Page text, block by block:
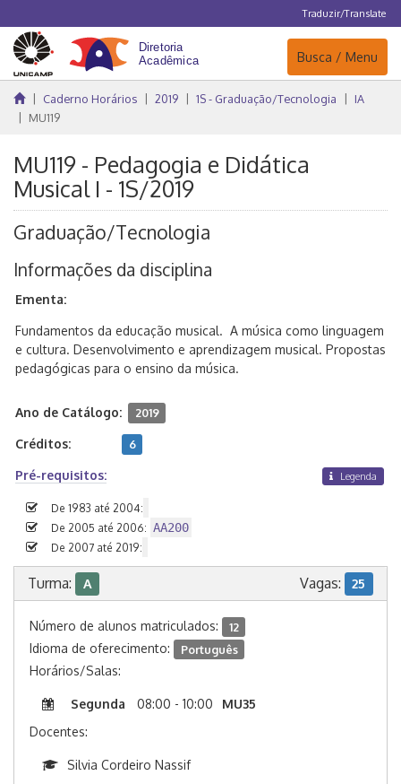
Traduzir/Translate
Navegação
Busca / Menu
Caderno Horários 2019 1S - Graduação/Tecnologia
IA
MU119
MU119 - Pedagogia e Didática
Musical I - 1S/2019
Graduação/Tecnologia
Informações da disciplina
Ementa:
Fundamentos da educação musical. A música como linguagem
e cultura. Desenvolvimento e aprendizagem musical. Propostas
pedagógicas para o ensino da música.
Ano de Catálogo: 2019
Créditos: 6
Pré-requisitos: Legenda
De 1983 até 2004:
De 2005 até 2006: AA200
De 2007 até 2019:
Turma: A Vagas: 25
Número de alunos matriculados: 12
Idioma de oferecimento: Português
Horários/Salas:
Segunda 08:00 - 10:00
MU35
Docentes:
Silvia Cordeiro Nassif